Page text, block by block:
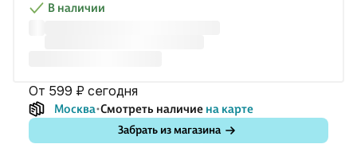
В наличии
от 599 ₽ сегодня
Москва Смотреть наличие на карте
Забрать из магазина